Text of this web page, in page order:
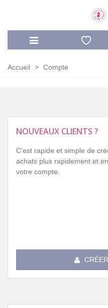
Accueil > Compte
NOUVEAUX CLIENTS ?
C'est rapide et simple de
achats plus rapidement et
votre compte.